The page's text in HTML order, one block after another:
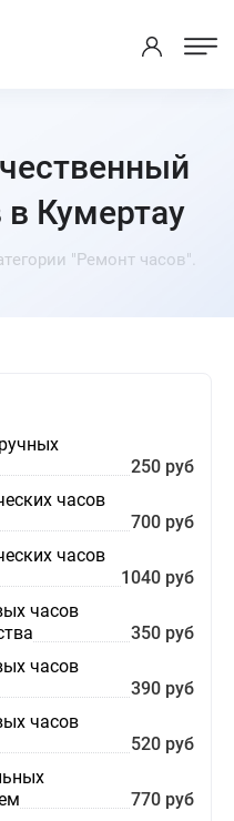
Кумертау
"Ремонт часов".
250 руб
часов
700 руб
часов
1040 руб
часов
350 руб
часов
390 руб
часов
520 руб
770 руб